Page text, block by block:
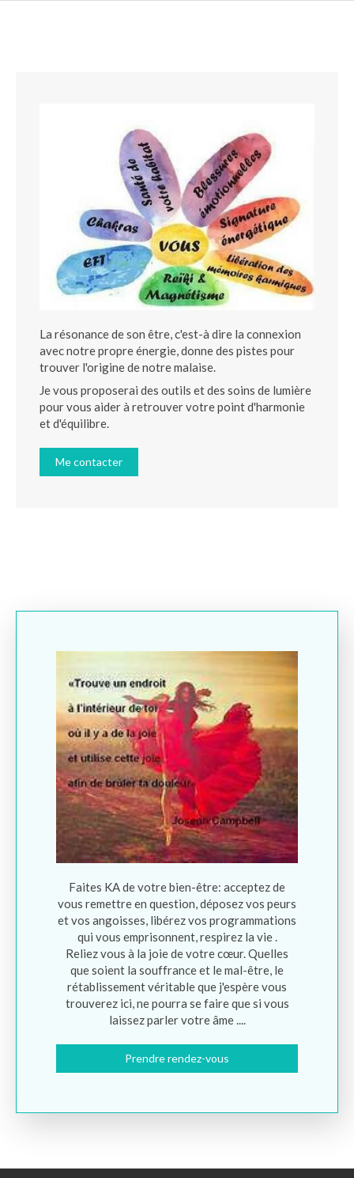
La résonance de son être, c'est-à dire la connexion
avec notre propre énergie, donne des pistes pour
trouver l'origine de notre malaise.
Je vous proposerai des outils et des soins de lumière
pour vous aider à retrouver votre point d'harmonie
et d'équilibre.
Me contacter
Faites KA de votre bien-être: acceptez de
vous remettre en question, déposez vos peurs
et vos angoisses, libérez vos programmations
qui vous emprisonnent, respirez la vie .
Reliez vous à la joie de votre cœur. Quelles
que soient la souffrance et le mal-être, le
rétablissement véritable que j'espère vous
trouverez ici, ne pourra se faire que si vous
laissez parler votre âme ....
Prendre rendez-vous